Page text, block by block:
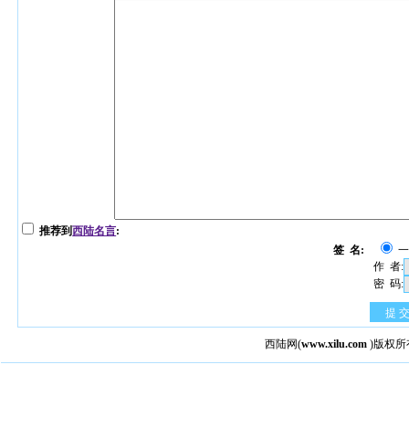
推荐到西陆名言:
签 名:
作 者:
密 码:
提 交
西陆网(www.xilu.com )版权